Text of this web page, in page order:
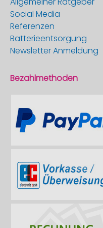
Social Media
Referenzen
Batterieentsorgung
Newsletter Anmeldung
Bezahlmethoden